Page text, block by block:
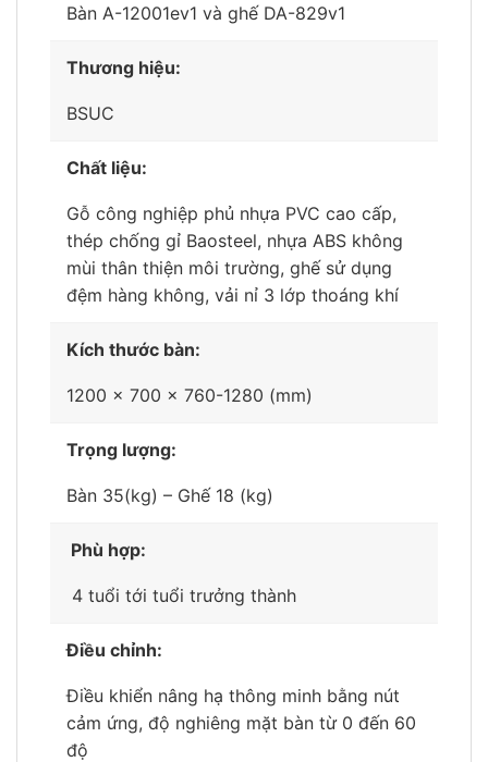
Bàn A-12001ev1 và ghế DA-829v1
Thương hiệu:
BSUC
Chất liệu:
Gỗ công nghiệp phủ nhựa PVC cao cấp,
thép chống gỉ Baosteel, nhựa ABS không
mùi thân thiện môi trường, ghế sử dụng
đệm hàng không, vải nỉ 3 lớp thoáng khí
Kích thước bàn:
1200 x 700 x 760-1280 (mm)
Trọng lượng:
Bàn 35(kg) – Ghế 18 (kg)
Phù hợp:
4 tuổi tới tuổi trưởng thành
Điều chỉnh:
Điều khiển nâng hạ thông minh bằng nút
cảm ứng, độ nghiêng mặt bàn từ 0 đến 60
độ